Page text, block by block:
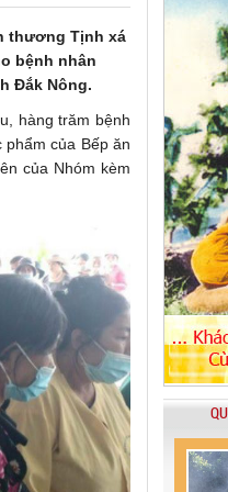
thương Tịnh xá
bệnh nhân
Đắk Nông.
hàng trăm bệnh
của Bếp ăn
của Nhóm kèm